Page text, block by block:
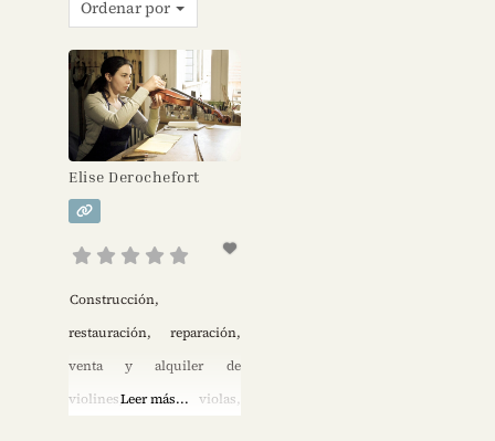
Ordenar por
Elise Derochefort
Construcción,
restauración, reparación,
venta y alquiler de
violines, violas,
Leer más...